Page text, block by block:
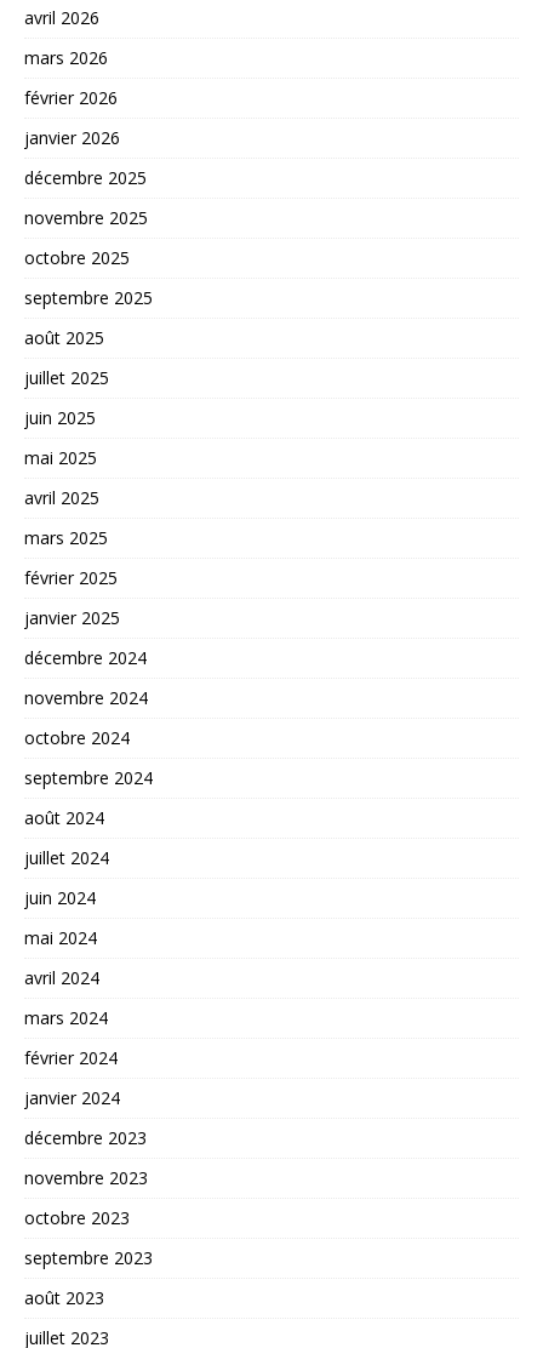
avril 2026
mars 2026
février 2026
janvier 2026
décembre 2025
novembre 2025
octobre 2025
septembre 2025
août 2025
juillet 2025
juin 2025
mai 2025
avril 2025
mars 2025
février 2025
janvier 2025
décembre 2024
novembre 2024
octobre 2024
septembre 2024
août 2024
juillet 2024
juin 2024
mai 2024
avril 2024
mars 2024
février 2024
janvier 2024
décembre 2023
novembre 2023
octobre 2023
septembre 2023
août 2023
juillet 2023